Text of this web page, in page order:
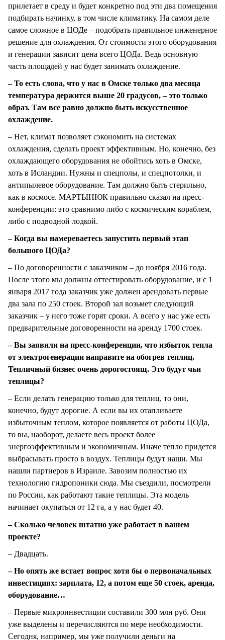
прилетает в среду и будет конкретно под эти два помещения
подбирать начинку, в том числе климатику. На самом деле
самое сложное в ЦОДе – подобрать правильное инженерное
решение для охлаждения. От стоимости этого оборудования
и генерации зависит цена всего ЦОДа. Ведь основную
часть площадей у нас будет занимать охлаждение.
– То есть слова, что у нас в Омске только два месяца
температура держится выше 20 градусов, – это только
образ. Там все равно должно быть искусственное
охлаждение.
– Нет, климат позволяет сэкономить на системах
охлаждения, сделать проект эффективным. Но, конечно, без
охлаждающего оборудования не обойтись хоть в Омске,
хоть в Исландии. Нужны и спецполы, и спецпотолки, и
антипылевое оборудование. Там должно быть стерильно,
как в космосе. МАРТЫНЮК правильно сказал на пресс-
конференции: это сравнимо либо с космическим кораблем,
либо с подводной лодкой.
– Когда вы намереваетесь запустить первый этап
большого ЦОДа?
– По договоренности с заказчиком – до ноября 2016 года.
После этого мы должны оттестировать оборудование, и с 1
января 2017 года заказчик уже должен арендовать первые
два зала по 250 стоек. Второй зал возьмет следующий
заказчик – у него тоже горят сроки. А всего у нас уже есть
предварительные договоренности на аренду 1700 стоек.
– Вы заявили на пресс-конференции, что избыток тепла
от электрогенерации направите на обогрев теплиц.
Тепличный бизнес очень дорогостоящ. Это будут чьи
теплицы?
– Если делать генерацию только для теплиц, то они,
конечно, будут дорогие. А если вы их отапливаете
избыточным теплом, которое появляется от работы ЦОДа,
то вы, наоборот, делаете весь проект более
энергоэффективным и экономичным. Иначе тепло придется
выбрасывать просто в воздух. Теплицы будут наши. Мы
нашли партнеров в Израиле. Завозим полностью их
технологию гидропоники сюда. Мы съездили, посмотрели
по России, как работают такие теплицы. Эта модель
начинает окупаться от 12 га, а у нас будет 40.
– Сколько человек штатно уже работает в вашем
проекте?
– Двадцать.
– Но опять же встает вопрос хотя бы о первоначальных
инвестициях: зарплата, 12, а потом еще 50 стоек, аренда,
оборудование…
– Первые микроинвестиции составили 300 млн руб. Они
уже выделены и перечисляются по мере необходимости.
Сегодня, например, мы уже получили деньги на